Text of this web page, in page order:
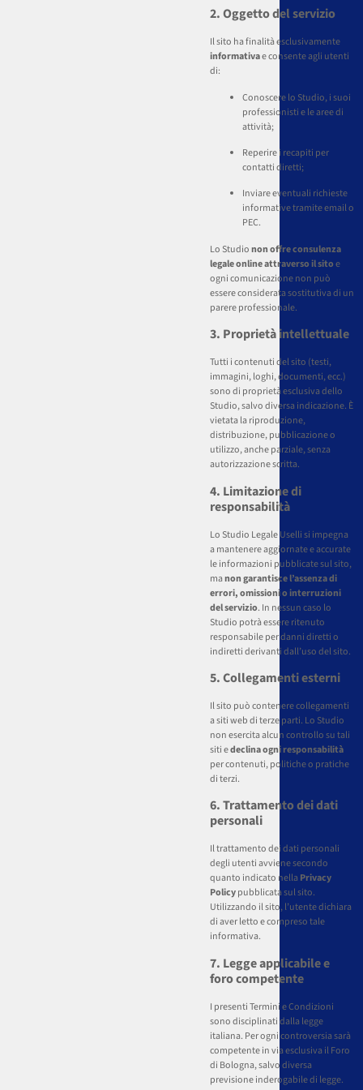
2. Oggetto del servizio
Il sito ha finalità esclusivamente
informativae consente agli utenti
di:
Conoscere lo Studio, i suoi
professionisti e le aree di
attività;
Reperire i recapiti per
contatti diretti;
Inviare eventuali richieste
informative tramite email o
PEC.
Lo Studionon offre consulenza
legale online attraverso il sitoe
ogni comunicazione non può
essere considerata sostitutiva di un
parere professionale.
3. Proprietà intellettuale
Tutti i contenuti del sito (testi,
immagini, loghi, documenti, ecc.)
sono di proprietà esclusiva dello
Studio, salvo diversa indicazione. È
vietata la riproduzione,
distribuzione, pubblicazione o
utilizzo, anche parziale, senza
autorizzazione scritta.
4. Limitazione di
responsabilità
Lo Studio Legale Uselli si impegna
a mantenere aggiornate e accurate
le informazioni pubblicate sul sito,
manon garantisce l’assenza di
errori, omissioni o interruzioni
del servizio. In nessun caso lo
Studio potrà essere ritenuto
responsabile per danni diretti o
indiretti derivanti dall’uso del sito.
5. Collegamenti esterni
Il sito può contenere collegamenti
a siti web di terze parti. Lo Studio
non esercita alcun controllo su tali
siti edeclina ogni responsabilità
per contenuti, politiche o pratiche
di terzi.
6. Trattamento dei dati
personali
Il trattamento dei dati personali
degli utenti avviene secondo
quanto indicato nella Privacy
Policypubblicata sul sito.
Utilizzando il sito, l’utente dichiara
di aver letto e compreso tale
informativa.
7. Legge applicabile e
foro competente
I presenti Termini e Condizioni
sono disciplinati dalla legge
italiana. Per ogni controversia sarà
competente in via esclusiva il Foro
di Bologna, salvo diversa
previsione inderogabile di legge.